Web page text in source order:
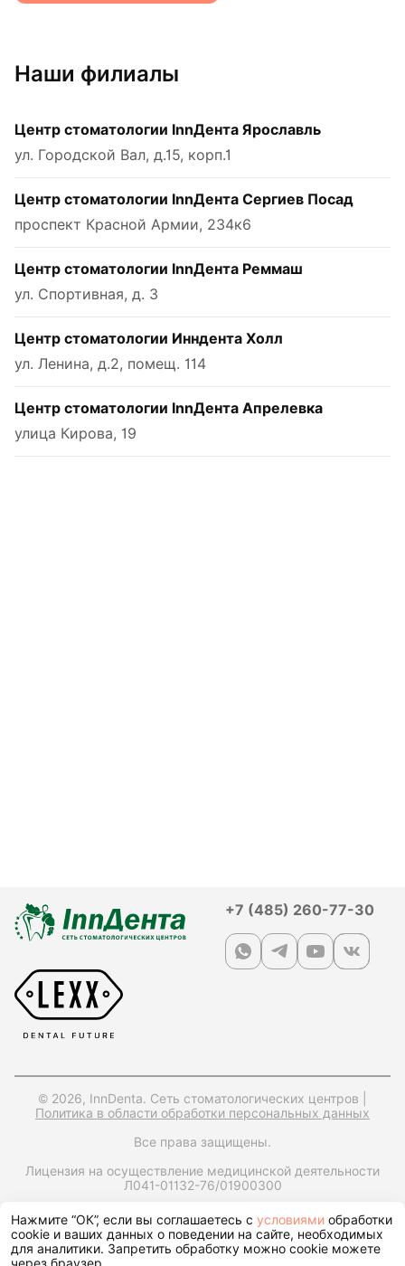
Наши филиалы
Центр стоматологии InnДента Ярославль
ул. Городской Вал, д.15, корп.1
Центр стоматологии InnДента Сергиев Посад
проспект Красной Армии, 234к6
Центр стоматологии InnДента Реммаш
ул. Спортивная, д. 3
Центр стоматологии Инндента Холл
ул. Ленина, д.2, помещ. 114
Центр стоматологии InnДента Апрелевка
улица Кирова, 19
+7 (485) 260-77-30
© 2026, InnDenta. Сеть стоматологических центров |
Политика в области обработки персональных данных
Все права защищены.
Лицензия на осуществление медицинской деятельности
Л041-01132-76/01900300
ИНН: 7604397560, ОРГН: 1247600006170, Юр. адрес:
150049, Ярославская обл., г. Ярославль, ул. Городской Вал,
д15, корп. 1, помещ. 25
Нажмите “ОК”, если вы соглашаетесь с условиями обработки
cookie и ваших данных о поведении на сайте, необходимых
для аналитики. Запретить обработку можно cookie можете